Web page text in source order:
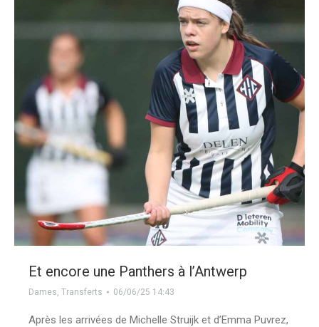
Et encore une Panthers à l’Antwerp
Dames, Transferts 06/06/25 14:43
Après les arrivées de Michelle Struijk et d’Emma Puvrez,